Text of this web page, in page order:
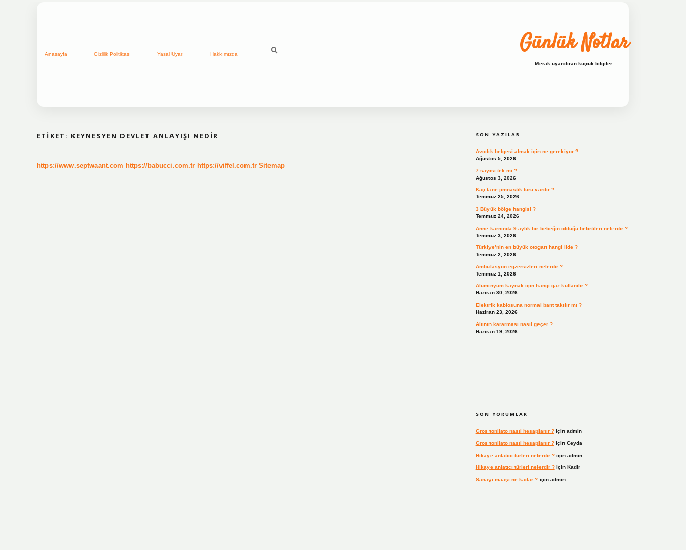
Anasayfa Gizlilik Politikası Yasal Uyarı Hakkımızda Günlük Notlar
Merak uyandıran küçük bilgiler.
ETIKET: KEYNESYEN DEVLET ANLAYIŞI NEDIR
https://www.septwaant.com https://babucci.com.tr https://viffel.com.tr Sitemap
SON YAZILAR
Avcılık belgesi almak için ne gerekiyor ?
Ağustos 5, 2026
7 sayısı tek mi ?
Ağustos 3, 2026
Kaç tane jimnastik türü vardır ?
Temmuz 25, 2026
3 Büyük bölge hangisi ?
Temmuz 24, 2026
Anne karnında 9 aylık bir bebeğin öldüğü belirtileri nelerdir ?
Temmuz 3, 2026
Türkiye’nin en büyük otogarı hangi ilde ?
Temmuz 2, 2026
Ambulasyon egzersizleri nelerdir ?
Temmuz 1, 2026
Alüminyum kaynak için hangi gaz kullanılır ?
Haziran 30, 2026
Elektrik kablosuna normal bant takılır mı ?
Haziran 23, 2026
Altının kararması nasıl geçer ?
Haziran 19, 2026
SON YORUMLAR
Gros tonilato nasıl hesaplanır ?için admin
Gros tonilato nasıl hesaplanır ?için Ceyda
Hikaye anlatıcı türleri nelerdir ?için admin
Hikaye anlatıcı türleri nelerdir ?için Kadir
Sanayi maaşı ne kadar ?için admin